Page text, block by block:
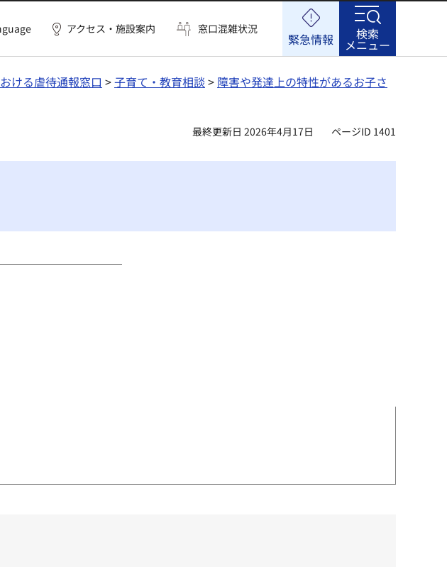
アクセス・施設案内 窓口混雑状況
緊急情報 検索
メニュー
ける虐待通報窓口 >子育て・教育相談 > 障害や発達上の特性があるお子さ
最終更新日 2026年4月17日 ページID 1401